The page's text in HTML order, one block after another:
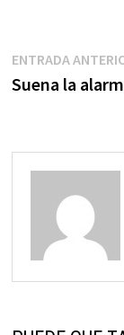
forma parte…
de
ENTRADA
Suena la